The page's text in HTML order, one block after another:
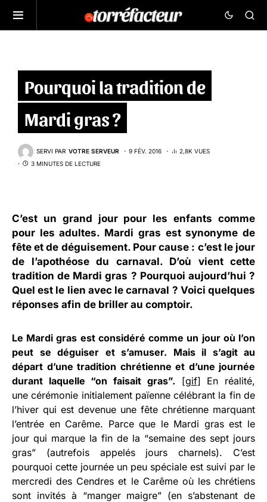
Pourquoi la tradition de
Mardi gras ?
SERVI PAR VOTRE SERVEUR 9 FÉV. 2016
2,8K VUES
3 MINUTES DE LECTURE
C’est un grand jour pour les enfants comme
pour les adultes. Mardi gras est synonyme de
fête et de déguisement. Pour cause : c’est le jour
de l’apothéose du carnaval. D’où vient cette
tradition de Mardi gras ? Pourquoi aujourd’hui ?
Quel est le lien avec le carnaval ? Voici quelques
réponses afin de briller au comptoir.
Le Mardi gras est considéré comme un jour où l’on
peut se déguiser et s’amuser. Mais il s’agit au
départ d’une tradition chrétienne et d’une journée
durant laquelle “on faisait gras”. [gif] En réalité,
une cérémonie initialement païenne célébrant la fin de
l’hiver qui est devenue une fête chrétienne marquant
l’entrée en Carême. Parce que le Mardi gras est le
jour qui marque la fin de la “semaine des sept jours
gras” (autrefois appelés jours charnels). C’est
pourquoi cette journée un peu spéciale est suivi par le
mercredi des Cendres et le Carême où les chrétiens
sont invités à “manger maigre” (en s’abstenant de